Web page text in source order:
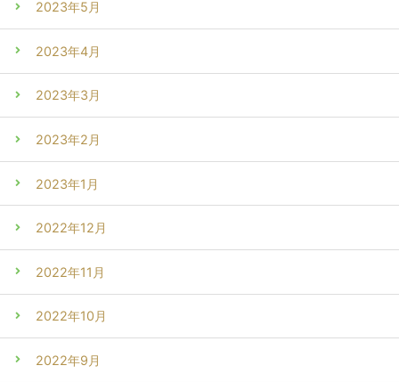
2023年5月
2023年4月
2023年3月
2023年2月
2023年1月
2022年12月
2022年11月
2022年10月
2022年9月